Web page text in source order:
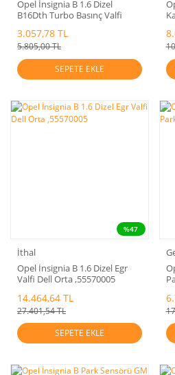
Opel İnsignia B 1.6 Dizel
B16Dth Turbo Basınç Valfi
3.057,78 TL
5.805,00 TL
SEPETE EKLE
%47
İthal
Opel İnsignia B 1.6 Dizel Egr
Valfi Dell Orta ,55570005
14.464,64 TL
27.401,54 TL
SEPETE EKLE